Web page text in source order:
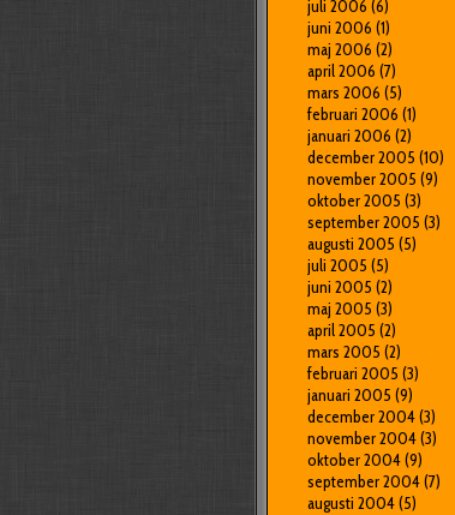
juli 2006 (6)
juni 2006 (1)
maj 2006 (2)
april 2006 (7)
mars 2006 (5)
februari 2006 (1)
januari 2006 (2)
december 2005 (10)
november 2005 (9)
oktober 2005 (3)
september 2005 (3)
augusti 2005 (5)
juli 2005 (5)
juni 2005 (2)
maj 2005 (3)
april 2005 (2)
mars 2005 (2)
februari 2005 (3)
januari 2005 (9)
december 2004(3)
november 2004(3)
oktober 2004(9)
september 2004(7)
augusti 2004(5)